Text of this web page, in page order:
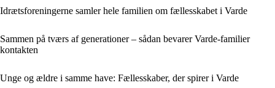
Idrætsforeningerne samler hele familien om fællesskabet i Varde
Sammen på tværs af generationer – sådan bevarer Varde-familier
kontakten
Unge og ældre i samme have: Fællesskaber, der spirer i Varde